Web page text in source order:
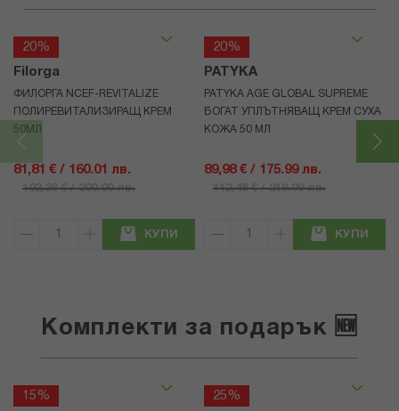
20%
Filorga
ФИЛОРГА NCEF-REVITALIZE
ПОЛИРЕВИТАЛИЗИРАЩ КРЕМ
50МЛ
81,81 € / 160.01 лв.
102,26 € / 200.00 лв.
КУПИ
20%
PATYKA
PATYKA AGE GLOBAL SUPREME
БОГАТ УПЛЪТНЯВАЩ КРЕМ СУХА
КОЖА 50 МЛ
89,98 € / 175.99 лв.
112,48 € / 219.99 лв.
КУПИ
Комплекти за подарък 🆕
15%
25%